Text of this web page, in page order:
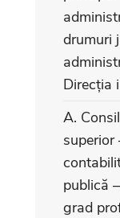
drumuri
Direcția
A.
publică
grad